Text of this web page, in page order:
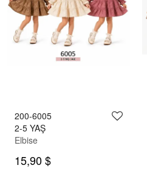
200-6005
2-5 YAŞ
Elbise
15,90 $